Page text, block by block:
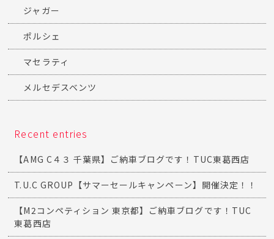
ジャガー
ポルシェ
マセラティ
メルセデスベンツ
Recent entries
【AMG C４３ 千葉県】ご納車ブログです！TUC東葛西店
T.U.C GROUP【サマーセールキャンペーン】開催決定！！
【M2コンペティション 東京都】ご納車ブログです！TUC
東葛西店